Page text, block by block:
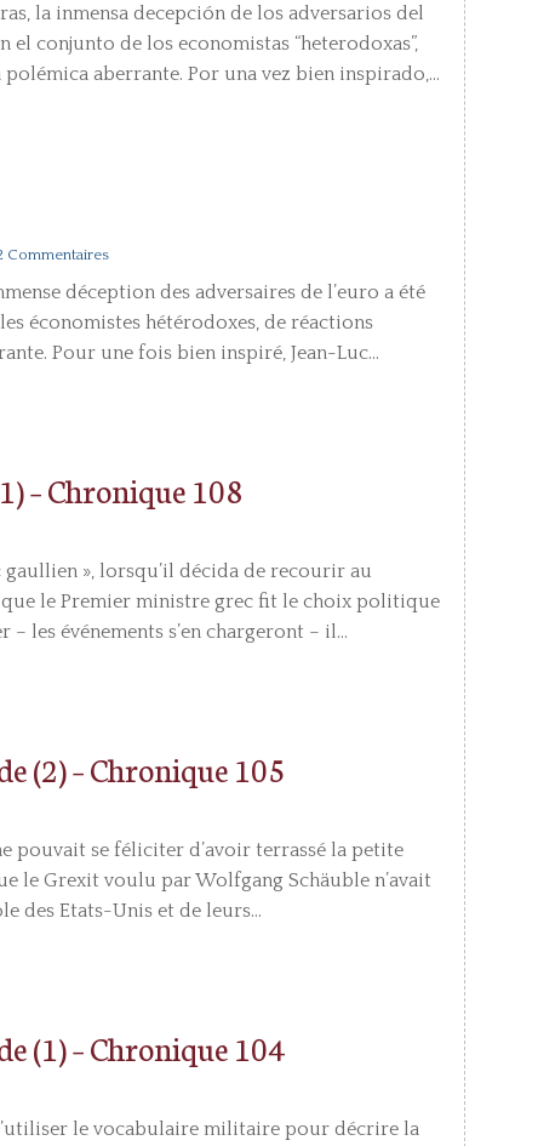
la inmensa decepción de los adversarios del
conjunto de los economistas “heterodoxas”,
aberrante. Por una vez bien inspirado,...
Commentaires
déception des adversaires de l’euro a été
économistes hétérodoxes, de réactions
Pour une fois bien inspiré, Jean-Luc...
– Chronique 108
», lorsqu’il décida de recourir au
le Premier ministre grec fit le choix politique
les événements s’en chargeront – il...
(2) – Chronique 105
pouvait se féliciter d’avoir terrassé la petite
le Grexit voulu par Wolfgang Schäuble n’avait
des Etats-Unis et de leurs...
(1) – Chronique 104
le vocabulaire militaire pour décrire la